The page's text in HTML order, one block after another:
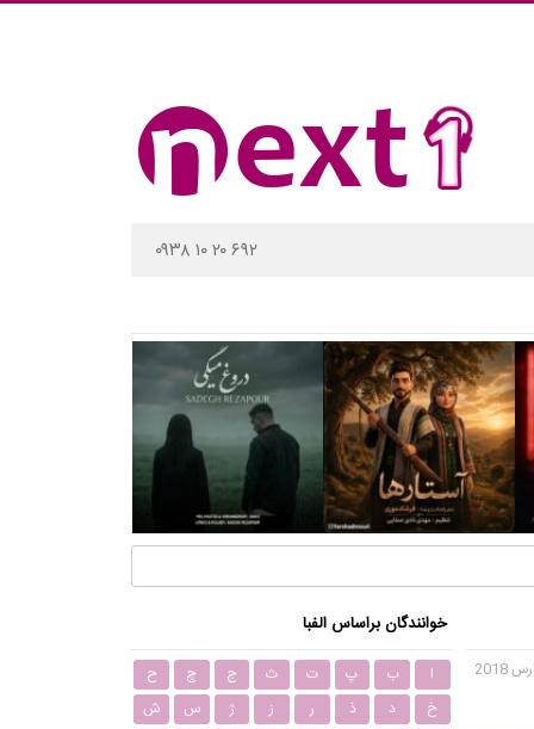
۰۹۳۸ ۱۰ ۲۰ ۶۹۲
خوانندگان براساس الفبا
ا ب پ ت ث ج چ
ح
خ
د ذ ر ز ژ س
ش